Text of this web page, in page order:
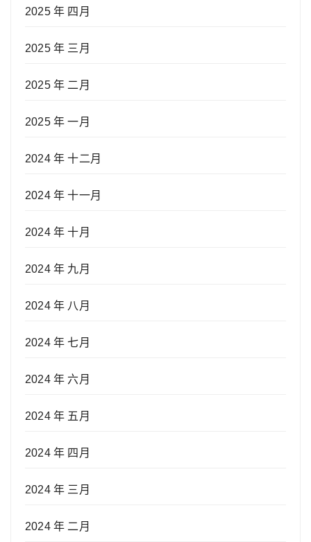
2025 年 四月
2025 年 三月
2025 年 二月
2025 年 一月
2024 年 十二月
2024 年 十一月
2024 年 十月
2024 年 九月
2024 年 八月
2024 年 七月
2024 年 六月
2024 年 五月
2024 年 四月
2024 年 三月
2024 年 二月